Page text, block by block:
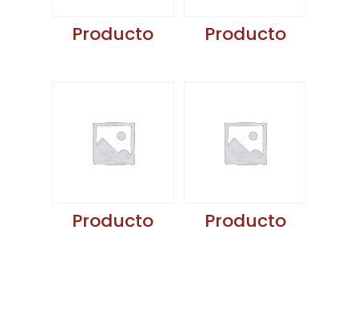
Producto Producto
Producto Producto